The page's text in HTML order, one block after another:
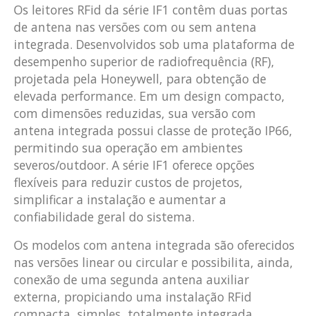
Os leitores RFid da série IF1 contêm duas portas
de antena nas versões com ou sem antena
integrada. Desenvolvidos sob uma plataforma de
desempenho superior de radiofrequência (RF),
projetada pela Honeywell, para obtenção de
elevada performance. Em um design compacto,
com dimensões reduzidas, sua versão com
antena integrada possui classe de proteção IP66,
permitindo sua operação em ambientes
severos/outdoor. A série IF1 oferece opções
flexíveis para reduzir custos de projetos,
simplificar a instalação e aumentar a
confiabilidade geral do sistema.
Os modelos com antena integrada são oferecidos
nas versões linear ou circular e possibilita, ainda,
conexão de uma segunda antena auxiliar
externa, propiciando uma instalação RFid